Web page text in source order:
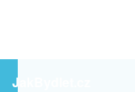
JakBydlet.cz